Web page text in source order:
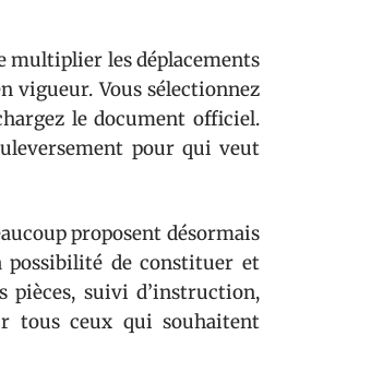
multiplier les déplacements
vigueur. Vous sélectionnez
le document officiel.
pour qui veut
proposent désormais
possibilité de constituer et
pièces, suivi d’instruction,
tous ceux qui souhaitent